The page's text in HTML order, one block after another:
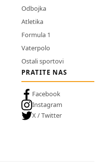
Odbojka
Atletika
Formula 1
Vaterpolo
Ostali sportovi
PRATITE NAS
Facebook
Instagram
X / Twitter